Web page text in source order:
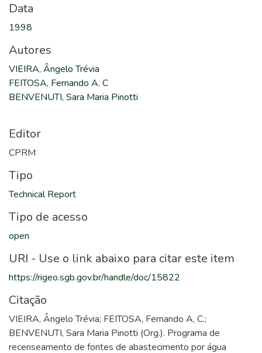
Data
1998
Autores
VIEIRA, Ângelo Trévia
FEITOSA, Fernando A. C
BENVENUTI, Sara Maria Pinotti
Editor
CPRM
Tipo
Technical Report
Tipo de acesso
open
URI - Use o link abaixo para citar este item
https://rigeo.sgb.gov.br/handle/doc/15822
Citação
VIEIRA, Ângelo Trévia; FEITOSA, Fernando A, C.;
BENVENUTI, Sara Maria Pinotti (Org.). Programa de
recenseamento de fontes de abastecimento por água